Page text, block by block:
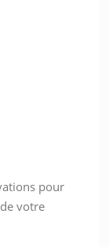
pour
votre